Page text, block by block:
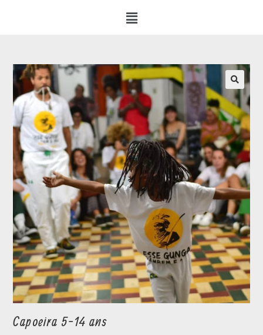
Capoeira 5-14 ans